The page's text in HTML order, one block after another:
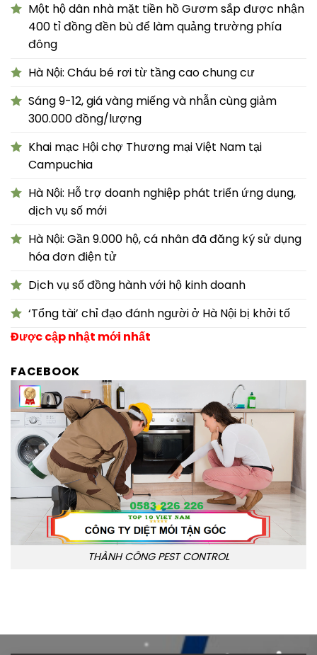
Một hộ dân nhà mặt tiền hồ Gươm sắp được nhận
400 tỉ đồng đền bù để làm quảng trường phía
đông
Hà Nội: Cháu bé rơi từ tầng cao chung cư
Sáng 9-12, giá vàng miếng và nhẫn cùng giảm
300.000 đồng/lượng
Khai mạc Hội chợ Thương mại Việt Nam tại
Campuchia
Hà Nội: Hỗ trợ doanh nghiệp phát triển ứng dụng,
dịch vụ số mới
Hà Nội: Gần 9.000 hộ, cá nhân đã đăng ký sử dụng
hóa đơn điện tử
Dịch vụ số đồng hành với hộ kinh doanh
‘Tổng tài’ chỉ đạo đánh người ở Hà Nội bị khởi tố
Được cập nhật mới nhất
FACEBOOK
THÀNH CÔNG PEST CONTROL